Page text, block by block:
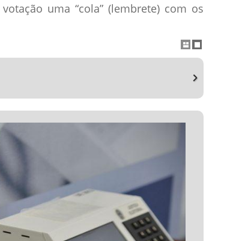
uma “cola” (lembrete) com os
propaganda que tenha sido divulgada
partidários, nos trabalhos de
político ou da coligação a que
é proibida a divulgação de qualquer
de seus candidatos.